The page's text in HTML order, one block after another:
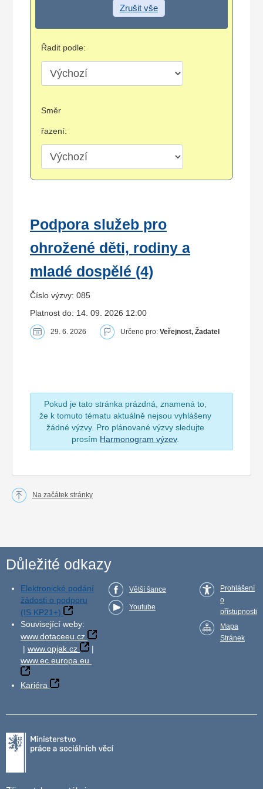
Zrušit vše
Řadit podle:
Směr
řazení:
Podpora služeb pro
ohrožené děti, rodiny a
mladé dospělé (4)
Číslo výzvy: 085
Platnost do: 14. 09. 2026 12:00
29. 6. 2026 Určeno pro: Veřejnost, Žadatel
Pokud je tato stránka prázdná, znamená to,
že k tomuto tématu aktuálně nejsou vyhlášeny
žádné výzvy. Pro plánované výzvy sledujte
prosím Harmonogram výzev.
Na začátek stránky
Důležité odkazy
Elektronické podání
žádosti o podporu
(IS KP21+)
Související weby:
www.dotaceeu.cz
| www.opjak.cz
|
www.ec.europa.eu
Kariéra
Větší šance
Youtube
Prohlášení
o
přístupnosti
Mapa
Stránek